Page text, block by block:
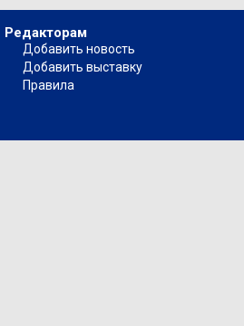
Редакторам
Добавить новость
Добавить выставку
Правила